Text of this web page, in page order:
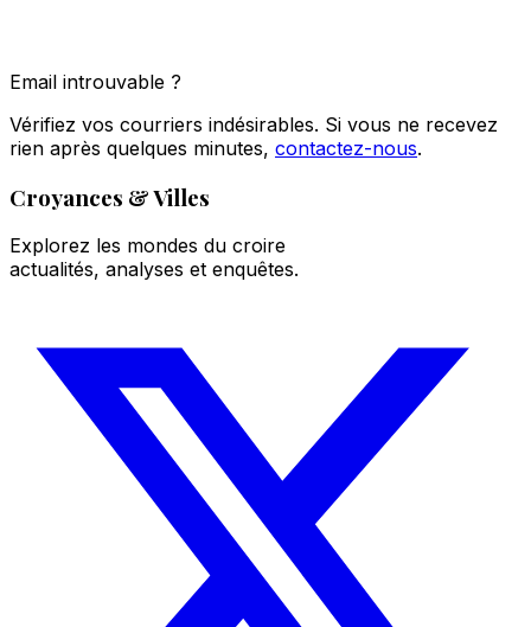
Email introuvable ?
Vérifiez vos courriers indésirables. Si vous ne recevez
rien après quelques minutes, contactez-nous.
Croyances & Villes
Explorez les mondes du croire
actualités, analyses et enquêtes.